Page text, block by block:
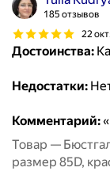
185 отзывов
22
Достоинства:
Недостатки:
Комментарий:
Товар —
размер 85D,